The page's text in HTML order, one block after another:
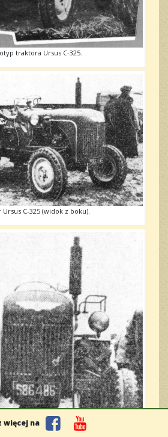
traktora Ursus C-325.
C-325 (widok z boku).
więcej na